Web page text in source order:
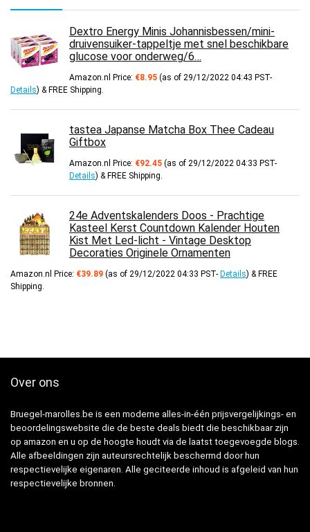
Dextro Energy Minis Johannisbessen/mini-
druivensuiker-tappeltje met snel beschikbare
glucose voor onderweg/6…
Amazon.nl Price: €8.95 (as of 29/12/2022 04:43 PST-
Details) & FREE Shipping.
tastea Japanse Matcha Box Thee Cadeau
Giftbox
Amazon.nl Price: €92.45 (as of 29/12/2022 04:33 PST-
Details) & FREE Shipping.
24e Adventskalenders Doos - Prachtige
Kasteel Kerst Countdown Kalender Houten
Kist Met Led-licht - Vintage Desktop
Decoraties Originele Ornamenten
Amazon.nl Price: €39.89 (as of 29/12/2022 04:33 PST- Details) & FREE
Shipping.
Over ons
Bruegel-marolles.be is een moderne alles-in-één prijsvergelijkings- en
beoordelingswebsite die de beste deals biedt die beschikbaar zijn
op amazon en u op de hoogte houdt via de laatst toegevoegde blogs.
Alle afbeeldingen zijn auteursrechtelijk beschermd door hun
respectievelijke eigenaren. Alle geciteerde inhoud is afgeleid van hun
respectievelijke bronnen.